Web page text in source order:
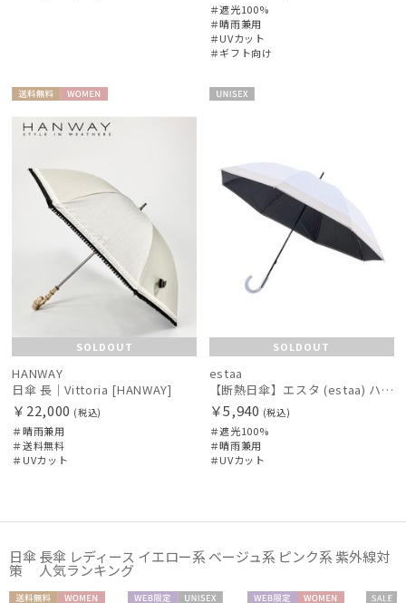
＃遮光100%
＃晴雨兼用
＃UVカット
＃ギフト向け
料
N
SOLDOUT
HANWAY
日傘 長｜Vittoria [HANWAY]
￥22,000 (税込)
＃晴雨兼用
＃送料無料
＃UVカット
SOLDOUT
estaa
【断熱日傘】エスタ (estaa) ハニカム断熱パラソル ボーダー 晴雨兼用 遮光100 UV100
￥5,940 (税込)
＃遮光100%
＃晴雨兼用
＃UVカット
日傘 長傘 レディース イエロー系 ベージュ系 ピンク系 紫外線対
策 人気ランキング